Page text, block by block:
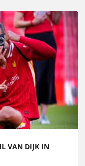
VAN DIJK IN